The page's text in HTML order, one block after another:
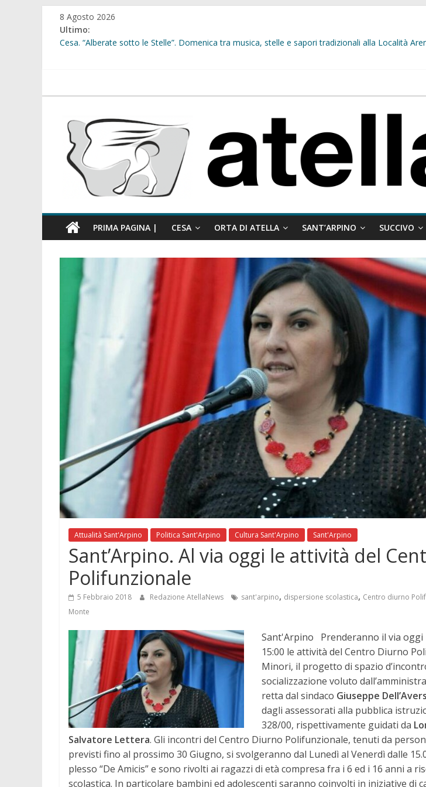
Salta
contenuto
8 Agosto 2026
Ultimo:
Cesa. “Alberate sotto le Stelle”. Domenica tra musica, stelle e sapori tradizionali alla Località
Sant’Arpino. Consiglio comunale del 29 luglio, il gruppo misto:”La verità dei fatti, le bugie
atellanews.it
PRIMA PAGINA | CESA ORTA DI ATELLA SANT’ARPINO SUCCIVO
Attualità Sant'Arpino Politica Sant'Arpino Cultura Sant'Arpino Sant'Arpino
Sant’Arpino. Al via oggi le attività del
Polifunzionale
5 Febbraio 2018 Redazione AtellaNews sant'arpino, dispersione scolastica, Centro diurno
Monte
Sant'Arpino Prenderanno il via oggi
15:00 le attività del Centro Diurno
Minori, il progetto di spazio
socializzazione voluto
retta dal sindaco Giuseppe
dagli assessorati alla pubblica
328/00, rispettivamente guidati da
Salvatore Lettera. Gli incontri del Centro Diurno Polifunzionale, tenuti da
previsti fino al prossimo 30 Giugno, si svolgeranno dal Lunedì al Venerdì dalle
plesso “De Amicis” e sono rivolti ai ragazzi di età compresa fra i 6 ed i 16 anni a
scolastica. In particolare bambini ed adolescenti saranno coinvolti in iniziative di